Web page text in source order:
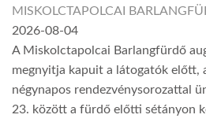
MISKOLCTAPOLCAI
2026-08-04
A Miskolctapolcai Barlangfürdő
megnyitja kapuit a látogatók előtt,
négynapos rendezvénysorozattal
23. között a fürdő előtti sétányon